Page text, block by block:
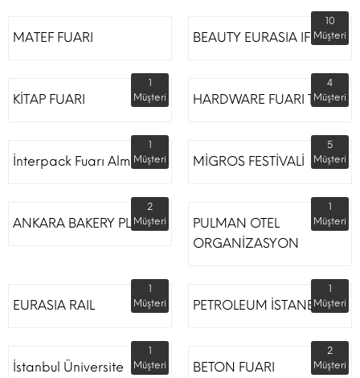
MATEF FUARI BEAUTY EURASIA IFM
10
Müşteri
KİTAP FUARI
1
Müşteri
HARDWARE FUARI TÜYAP
4
Müşteri
İnterpack Fuarı Almanya
1
Müşteri
MİGROS FESTİVALİ
5
Müşteri
ANKARA BAKERY PLUS
2
Müşteri
PULMAN OTEL
ORGANİZASYON
1
Müşteri
EURASIA RAIL
1
Müşteri
PETROLEUM İSTANBUL
1
Müşteri
İstanbul Üniversite
1
Müşteri
BETON FUARI
2
Müşteri